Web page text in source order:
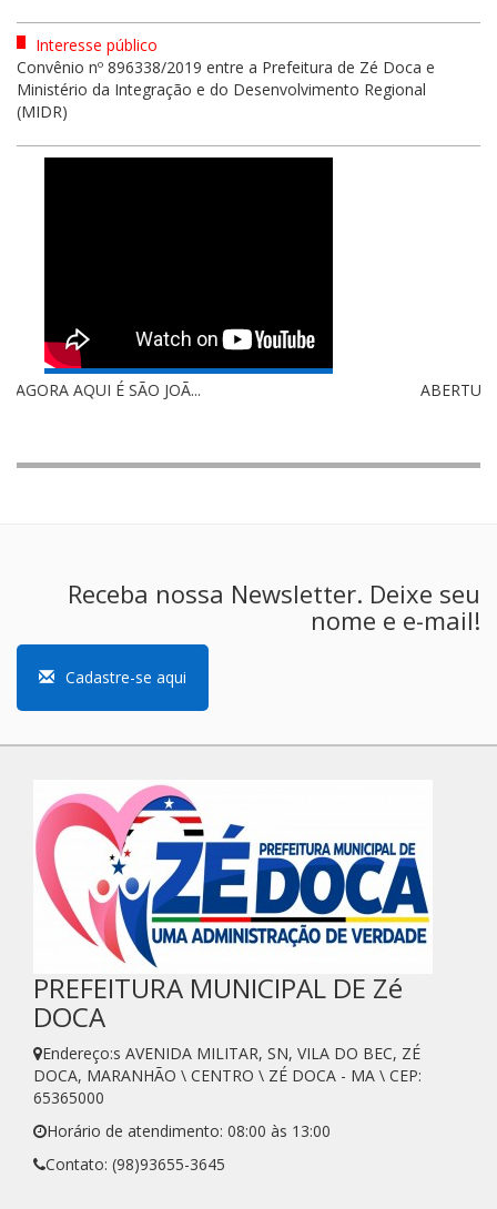
Interesse público
Convênio nº 896338/2019 entre a Prefeitura de Zé Doca e
Ministério da Integração e do Desenvolvimento Regional
(MIDR)
ABERTURA DA COPA VALBER COSTA ...
Receba nossa Newsletter. Deixe seu
nome e e-mail!
Cadastre-se aqui
PREFEITURA MUNICIPAL DE Zé
DOCA
Endereço:s AVENIDA MILITAR, SN, VILA DO BEC, ZÉ
DOCA, MARANHÃO \ CENTRO \ ZÉ DOCA - MA \ CEP:
65365000
Horário de atendimento: 08:00 às 13:00
Contato: (98)93655-3645